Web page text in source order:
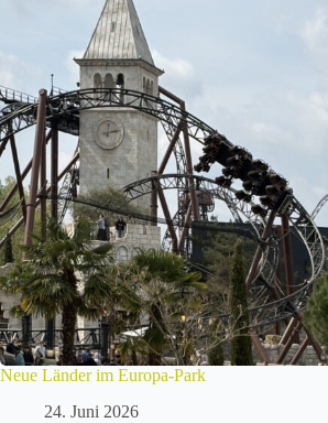
Neue Länder im Europa-Park
24. Juni 2026